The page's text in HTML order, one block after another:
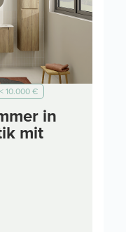
< 10.000 €
in
mit